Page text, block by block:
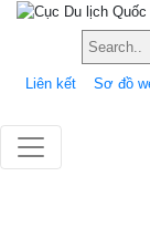
Liên kết Sơ đồ